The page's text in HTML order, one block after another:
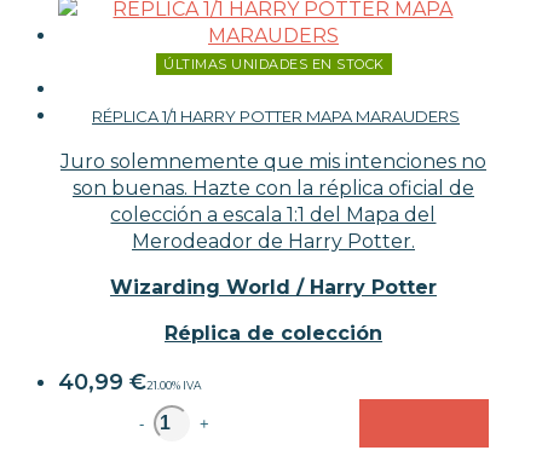
ÚLTIMAS UNIDADES EN STOCK
RÉPLICA 1/1 HARRY POTTER MAPA MARAUDERS
Juro solemnemente que mis intenciones no
son buenas. Hazte con la réplica oficial de
colección a escala 1:1 del Mapa del
Merodeador de Harry Potter.
Wizarding World / Harry Potter
Réplica de colección
40,99 €21.00% IVA
- +